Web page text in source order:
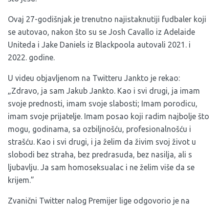
Ovaj 27-godišnjak je trenutno najistaknutiji fudbaler koji
se autovao, nakon što su se Josh Cavallo iz Adelaide
Uniteda i Jake Daniels iz Blackpoola autovali 2021. i
2022. godine.
U videu objavljenom na Twitteru Jankto je rekao:
„Zdravo, ja sam Jakub Jankto. Kao i svi drugi, ja imam
svoje prednosti, imam svoje slabosti; Imam porodicu,
imam svoje prijatelje. Imam posao koji radim najbolje što
mogu, godinama, sa ozbiljnošću, profesionalnošću i
strašću. Kao i svi drugi, i ja želim da živim svoj život u
slobodi bez straha, bez predrasuda, bez nasilja, ali s
ljubavlju. Ja sam homoseksualac i ne želim više da se
krijem.”
Zvanični Twitter nalog Premijer lige odgovorio je na